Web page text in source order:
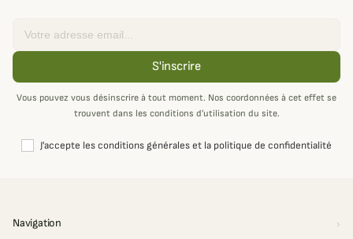
S'inscrire
Vous pouvez vous désinscrire à tout moment. Nos coordonnées à cet effet se
trouvent dans les conditions d’utilisation du site.
J'accepte les conditions générales et la politique de confidentialité
Navigation